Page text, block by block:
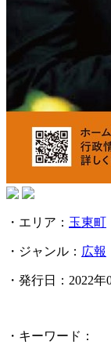
・エリア： 玉東町
・ジャンル： 広報
・発行日： 2022年
・キーワード：